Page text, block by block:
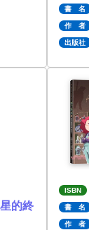
書 名
作 者
出版社
的終
ISBN
書 名
作 者